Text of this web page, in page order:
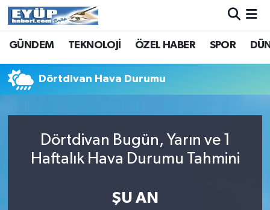
GÜNDEM TEKNOLOJİ ÖZEL HABER SPOR
Dörtdivan Hava Durumu
Dörtdivan Bugün, Yarın ve 1
Haftalık Hava Durumu Tahmini
ŞU AN